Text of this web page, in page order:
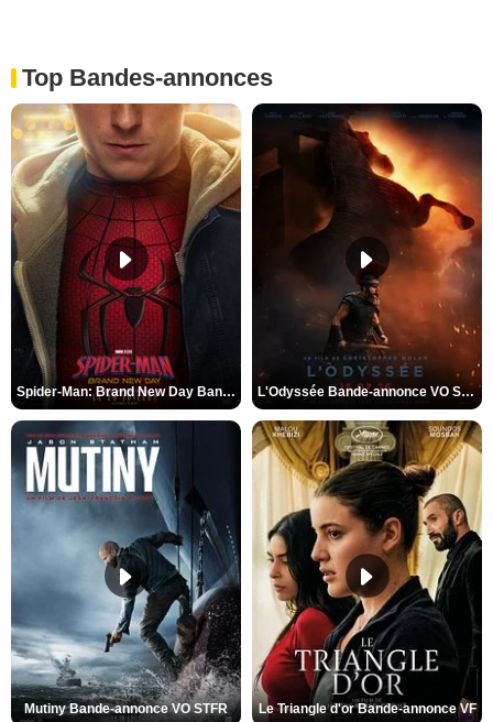
Top Bandes-annonces
Spider-Man: Brand New Day Bande-annonce VO STFR L'Odyssée Bande-annonce VO STFR
Mutiny Bande-annonce VO STFR Le Triangle d'or Bande-annonce VF